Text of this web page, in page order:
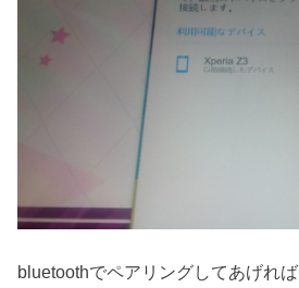
bluetoothでペアリングしてあげれば